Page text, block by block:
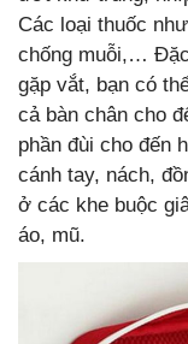
Các loại thuốc
chống muỗi,…
gặp vắt, bạn có
cả bàn chân cho
phần đùi cho đến
cánh tay, nách,
ở các khe buộc
áo, mũ.